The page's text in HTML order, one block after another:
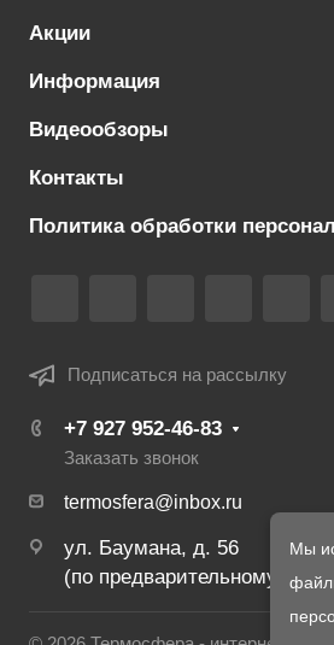
Акции
Информация
Видеообзоры
Контакты
Политика обработки
Подписаться на рассылку
+7 927 952-46-83
Заказать звонок
termosfera@inbox.ru
ул. Баумана, д. 56
(по предварительному
Мы